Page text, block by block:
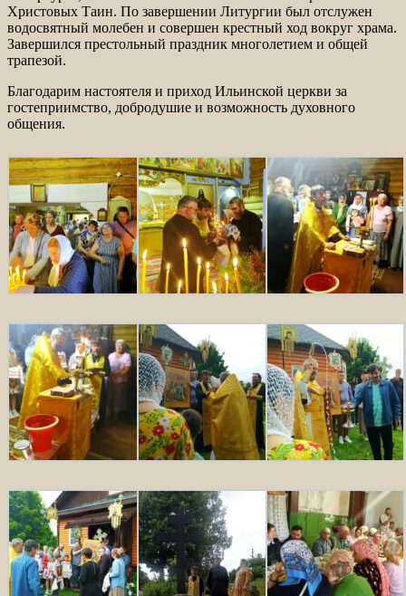
Христовых Таин. По завершении Литургии был отслужен
водосвятный молебен и совершен крестный ход вокруг храма.
Завершился престольный праздник многолетием и общей
трапезой.
Благодарим настоятеля и приход Ильинской церкви за
гостеприимство, добродушие и возможность духовного
общения.